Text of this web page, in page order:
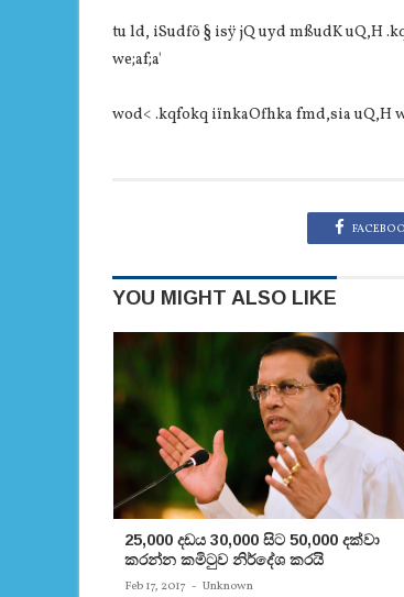
tu ld, iSudfõ § isÿ jQ uyd mßudK uQ,H
we;af;a'
wod< .kqfokq iïnkaOfhka fmd,sia uQ,H
YOU MIGHT ALSO LIKE
25,000 දඩය 30,000 සිට 50,000 දක්වා
කරන්න කමිටුව නිර්දේශ කරයි
Feb 17, 2017 - Unknown